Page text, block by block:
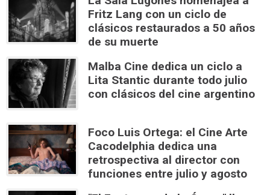
Fritz Lang con un ciclo de
clásicos restaurados a 50 años
de su muerte
Malba Cine dedica un ciclo a
Lita Stantic durante todo julio
con clásicos del cine argentino
Foco Luis Ortega: el Cine Arte
Cacodelphia dedica una
retrospectiva al director con
funciones entre julio y agosto